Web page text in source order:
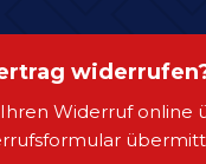
Widerruf online